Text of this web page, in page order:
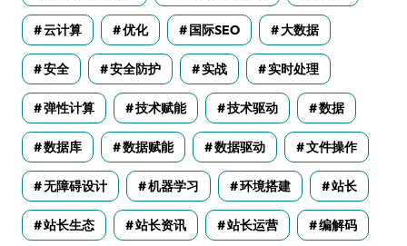
云计算 优化 国际SEO 大数据
安全 安全防护 实战 实时处理
弹性计算 技术赋能 技术驱动 数据
数据库 数据赋能 数据驱动 文件操作
无障碍设计 机器学习 环境搭建 站长
站长生态 站长资讯 站长运营 编解码